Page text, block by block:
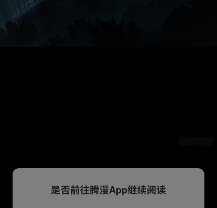
是否前往腾漫App继续阅读